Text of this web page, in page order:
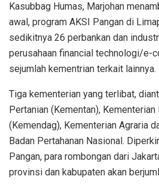
Kasubbag Humas, Marjohan
awal, program AKSI Pangan di
sedikitnya 26 perbankan dan
perusahaan financial technologi/e-
sejumlah kementrian terkait lainnya.
Tiga kementerian yang terlibat,
Pertanian (Kementan), Kementerian
(Kemendag), Kementerian Agraria
Badan Pertahanan Nasional.
Pangan, para rombongan dari
provinsi dan kabupaten akan